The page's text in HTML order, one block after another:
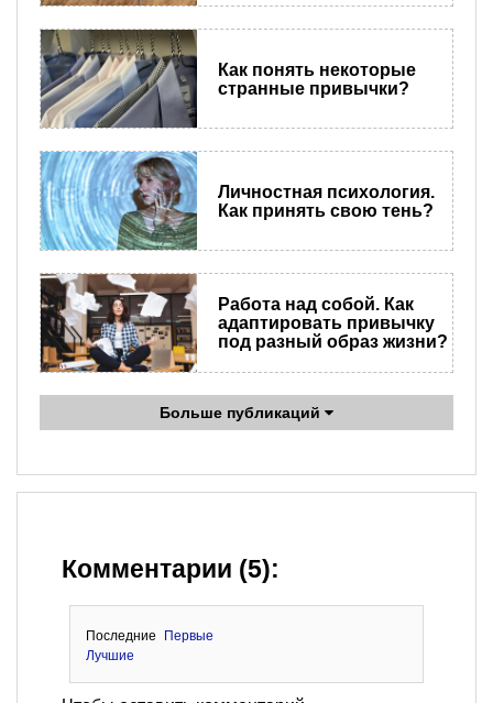
Как понять некоторые
странные привычки?
Личностная психология.
Как принять свою тень?
Работа над собой. Как
адаптировать привычку
под разный образ жизни?
Больше публикаций
Комментарии (5):
Последние
Первые
Лучшие